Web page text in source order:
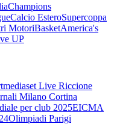
Champions
Calcio EsteroSupercoppa
MotoriBasketAmerica's
UP
Live Riccione
Milano Cortina
per club 2025EICMA
Olimpiadi Parigi